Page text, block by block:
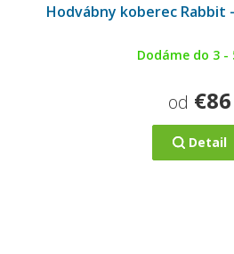
Hodvábny koberec Rabbit
Dodáme do 3 -
od €86
Detail